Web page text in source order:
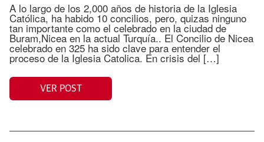
A lo largo de los 2,000 años de historia de la Iglesia
Católica, ha habido 10 concilios, pero, quizas ninguno
tan importante como el celebrado en la ciudad de
Buram,Nicea en la actual Turquía.. El Concilio de Nicea
celebrado en 325 ha sido clave para entender el
proceso de la Iglesia Catolica. En crisis del […]
VER POST